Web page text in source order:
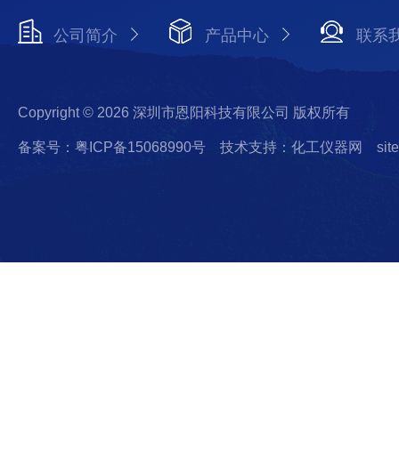
公司简介 产品中心 联系
Copyright © 2026 深圳市恩阳科技有限公司 版权所有
备案号：粤ICP备15068990号 技术支持：化工仪器网